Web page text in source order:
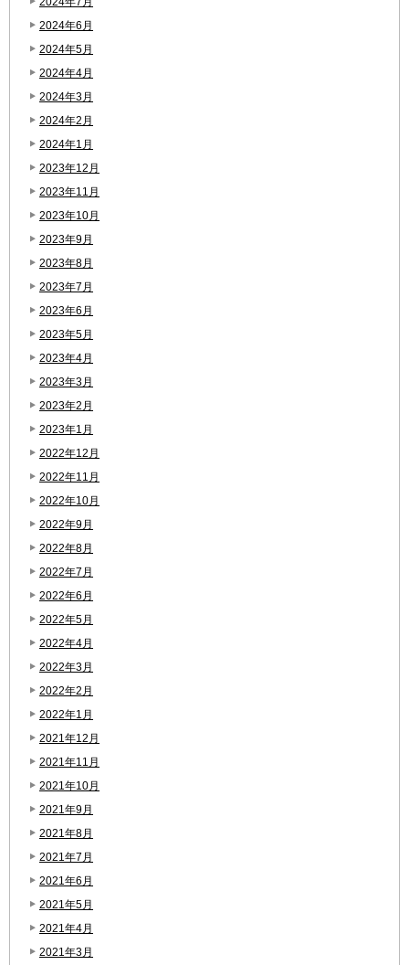
2024年6月
2024年5月
2024年4月
2024年3月
2024年2月
2024年1月
2023年12月
2023年11月
2023年10月
2023年9月
2023年8月
2023年7月
2023年6月
2023年5月
2023年4月
2023年3月
2023年2月
2023年1月
2022年12月
2022年11月
2022年10月
2022年9月
2022年8月
2022年7月
2022年6月
2022年5月
2022年4月
2022年3月
2022年2月
2022年1月
2021年12月
2021年11月
2021年10月
2021年9月
2021年8月
2021年7月
2021年6月
2021年5月
2021年4月
2021年3月